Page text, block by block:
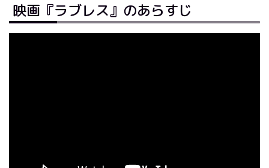
映画『ラブレス』のあらすじ